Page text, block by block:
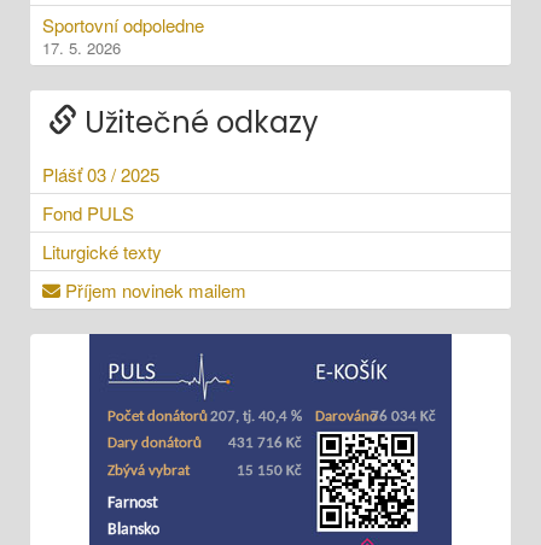
Sportovní odpoledne
17. 5. 2026
Užitečné odkazy
Plášť 03 / 2025
Fond PULS
Liturgické texty
Příjem novinek mailem